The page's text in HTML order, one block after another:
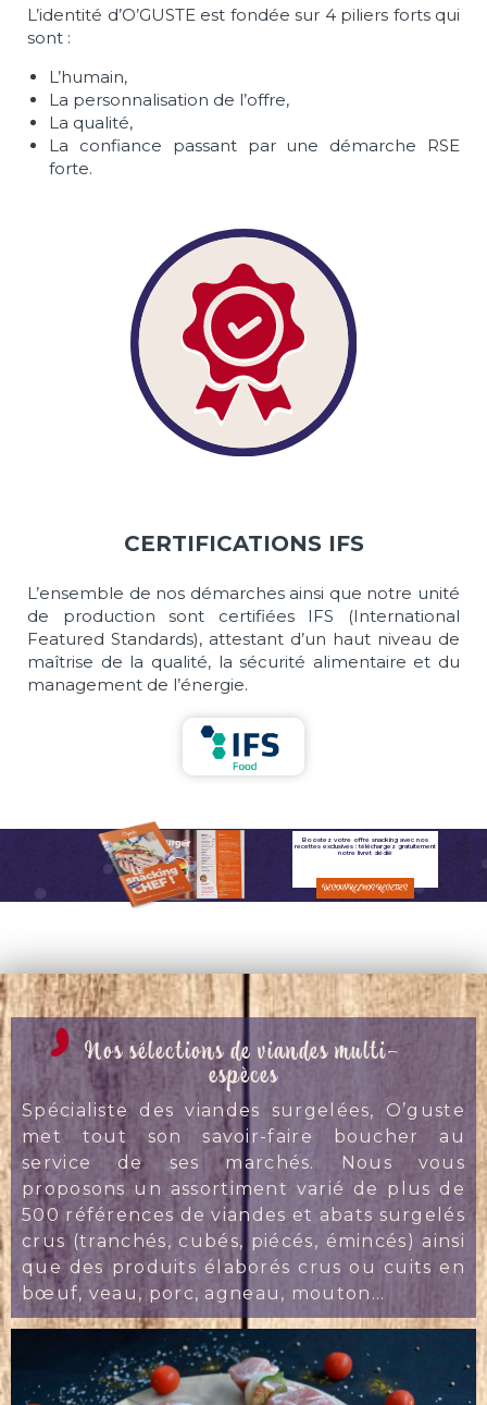
L’identité d’O’GUSTE est fondée sur 4 piliers forts qui
sont :
L’humain,
La personnalisation de l’offre,
La qualité,
La confiance passant par une démarche RSE
forte.
CERTIFICATIONS IFS
L’ensemble de nos démarches ainsi que notre unité
de production sont certifiées IFS (International
Featured Standards), attestant d’un haut niveau de
maîtrise de la qualité, la sécurité alimentaire et du
management de l’énergie.
Boostez votre offre snacking avec nos
recettes exclusives : téléchargez gratuitement
notre livret dédié
DÉCOUVREZ NOS RECETTES
Nos sélections de viandes multi-
espèces
Spécialiste des viandes surgelées, O’guste
met tout son savoir-faire boucher au
service de ses marchés. Nous vous
proposons un assortiment varié de plus de
500 références de viandes et abats surgelés
crus (tranchés, cubés, piécés, émincés) ainsi
que des produits élaborés crus ou cuits en
bœuf, veau, porc, agneau, mouton…